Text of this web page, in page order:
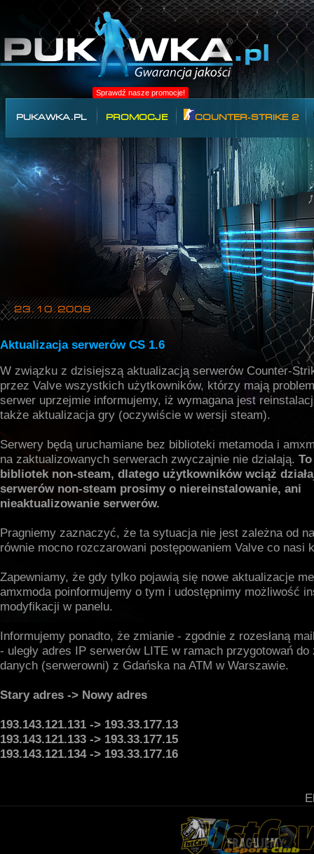
Sprawdź nasze promocje!
PUKAWKA.PL PROMOCJE COUNTER-STRIKE 2
23.10.2008
Aktualizacja serwerów CS 1.6
W związku z dzisiejszą aktualizacją serwerów Counter-
przez Valve wszystkich użytkowników, którzy mają
serwer uprzejmie informujemy, iż wymagana jest
także aktualizacja gry (oczywiście w wersji steam).
Serwery będą uruchamiane bez biblioteki metamoda i
na zaktualizowanych serwerach zwyczajnie nie działają.
bibliotek non-steam, dlatego użytkowników wciąż
serwerów non-steam prosimy o niereinstalowanie, ani
nieaktualizowanie serwerów.
Pragniemy zaznaczyć, że ta sytuacja nie jest zależna od
równie mocno rozczarowani postępowaniem Valve co nasi
Zapewniamy, że gdy tylko pojawią się nowe aktualizacje
amxmoda poinformujemy o tym i udostępnimy możliwość
modyfikacji w panelu.
Informujemy ponadto, że zmianie - zgodnie z rozesłaną
- uległy adres IP serwerów LITE w ramach przygotowań
danych (serwerowni) z Gdańska na ATM w Warszawie.
Stary adres -> Nowy adres
193.143.121.131 -> 193.33.177.13
193.143.121.133 -> 193.33.177.15
193.143.121.134 -> 193.33.177.16